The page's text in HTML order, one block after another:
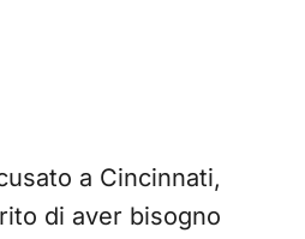
a Cincinnati,
di aver bisogno